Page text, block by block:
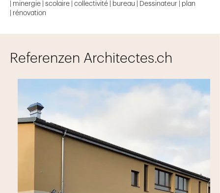
| minergie | scolaire | collectivité | bureau | Dessinateur | plan
| rénovation
Referenzen Architectes.ch